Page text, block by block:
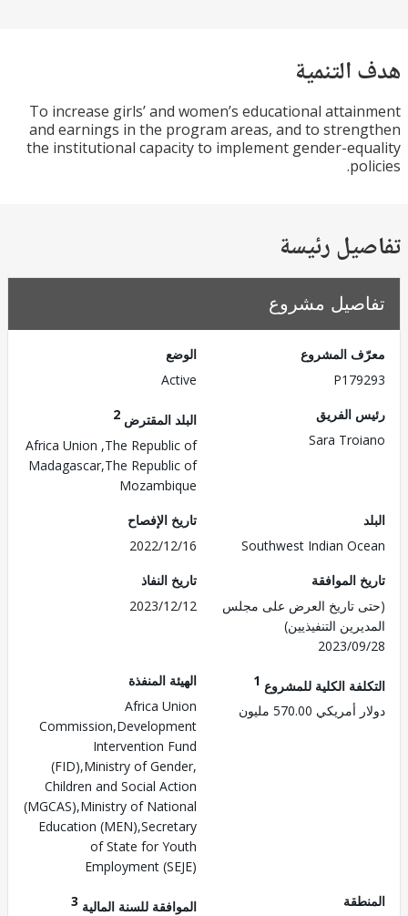
To increase girls’ and women’s educational
and earnings in the program areas, and to
the institutional capacity to implement gender-
رئيسة
مشروع
المشروع
الفريق
Sara
البلد المقترض
Africa Union ,The Republic of
Madagascar,The Republic of
Mozambique
Southwest Indian
تاريخ الإفصاح
2022/12/16
الموافقة
تاريخ العرض على مجلس
التنفيذيين)
2023/
تاريخ النفاذ
2023/12/12
الكلية للمشروع1
570.00 مليون
الهيئة المنفذة
Africa Union
Commission,Development
Intervention Fund
(FID),Ministry of Gender,
Children and Social Action
(MGCAS),Ministry of National
Education (MEN),Secretary
of State for Youth
Employment (SEJE)
الموافقة للسنة المالية3